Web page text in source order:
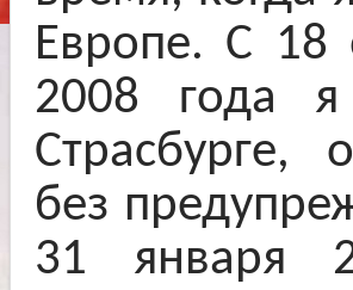
Европе. С 18
2008 года
Страсбурге,
без
31 января